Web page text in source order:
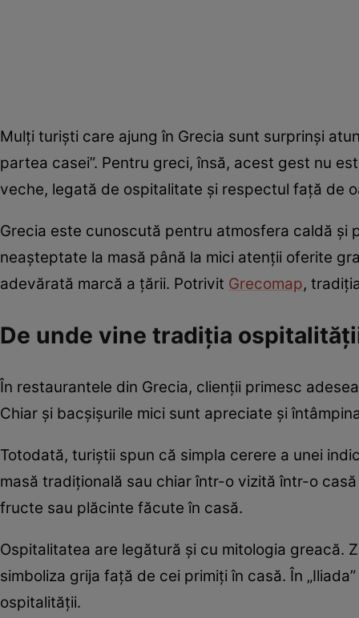
Mulți turiști care ajung în Grecia sunt surprinși
partea casei”. Pentru greci, însă, acest gest nu
veche, legată de ospitalitate și respectul față de
Grecia este cunoscută pentru atmosfera caldă și
neașteptate la masă până la mici atenții oferite
adevărată marcă a țării. Potrivit Grecomap,
De unde vine tradiția
În restaurantele din Grecia, clienții primesc
Chiar și bacșișurile mici sunt apreciate și
Totodată, turiștii spun că simpla cerere a unei
masă tradițională sau chiar într-o vizită într-o
fructe sau plăcinte făcute în casă.
Ospitalitatea are legătură și cu mitologia greacă.
simboliza grija față de cei primiți în casă. În
ospitalității.